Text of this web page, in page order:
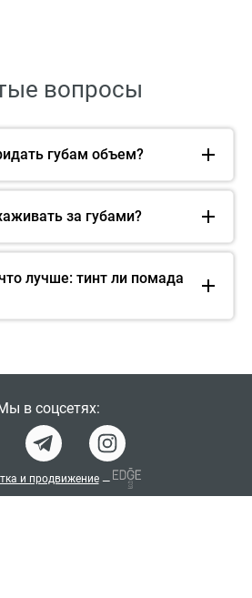
вопросы
губам объем?
за губами?
лучше: тинт ли помада
в соцсетях:
и продвижение —